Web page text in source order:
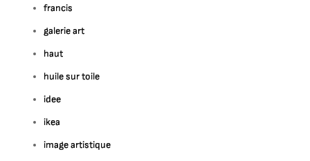
francis
galerie art
haut
huile sur toile
idee
ikea
image artistique